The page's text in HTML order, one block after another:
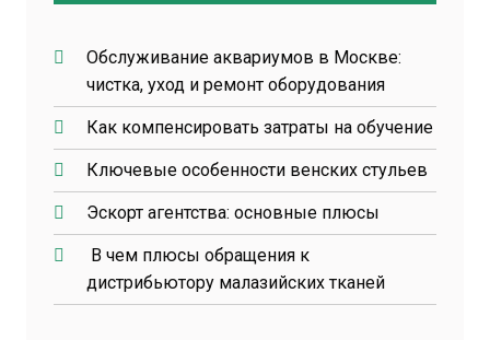
Обслуживание аквариумов в Москве:
чистка, уход и ремонт оборудования
Как компенсировать затраты на обучение
Ключевые особенности венских стульев
Эскорт агентства: основные плюсы
В чем плюсы обращения к
дистрибьютору малазийских тканей